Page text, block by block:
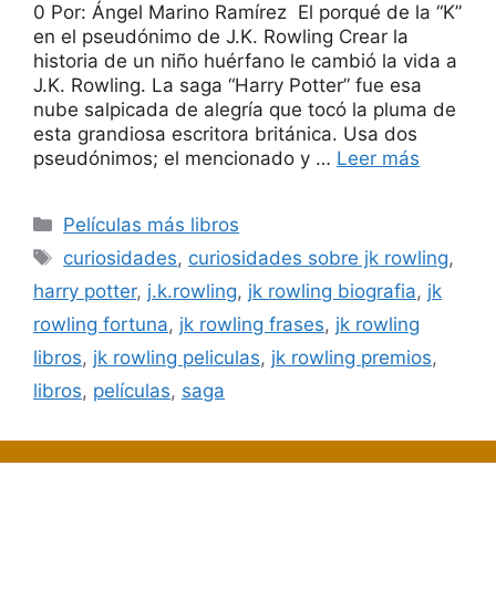
0 Por: Ángel Marino Ramírez El porqué de la “K”
en el pseudónimo de J.K. Rowling Crear la
historia de un niño huérfano le cambió la vida a
J.K. Rowling. La saga “Harry Potter” fue esa
nube salpicada de alegría que tocó la pluma de
esta grandiosa escritora británica. Usa dos
pseudónimos; el mencionado y … Leer más
Categorías
Películas más libros
Etiquetas
curiosidades, curiosidades sobre jk rowling,
harry potter, j.k.rowling, jk rowling biografia, jk
rowling fortuna, jk rowling frases, jk rowling
libros, jk rowling peliculas, jk rowling premios,
libros, películas, saga